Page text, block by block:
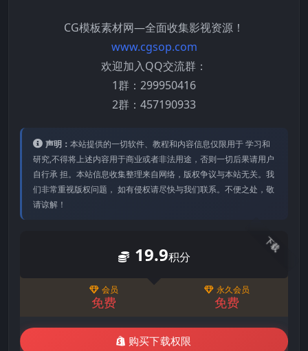
CG模板素材网—全面收集影视资源！
www.cgsop.com
欢迎加入QQ交流群：
1群：299950416
2群：457190933
声明： 本站提供的⼀切软件、教程和内容信息仅限⽤于 学习和
研究,不得将上述内容⽤于商业或者⾮法⽤途，否则⼀切后果请⽤户
⾃⾏承 担。本站信息收集整理来⾃⽹络，版权争议与本站⽆关。我
们⾮常重视版权问题， 如有侵权请尽快与我们联系。不便之处，敬
请谅解！
下载
19.9积分
会员
免费
永久会员
免费
购买下载权限